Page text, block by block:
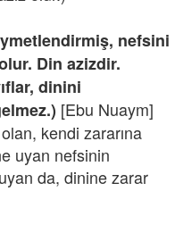
nefsini
Din azizdir.
dinini
[Ebu Nuaym]
kendi zararına
uyan nefsinin
da, dinine zarar